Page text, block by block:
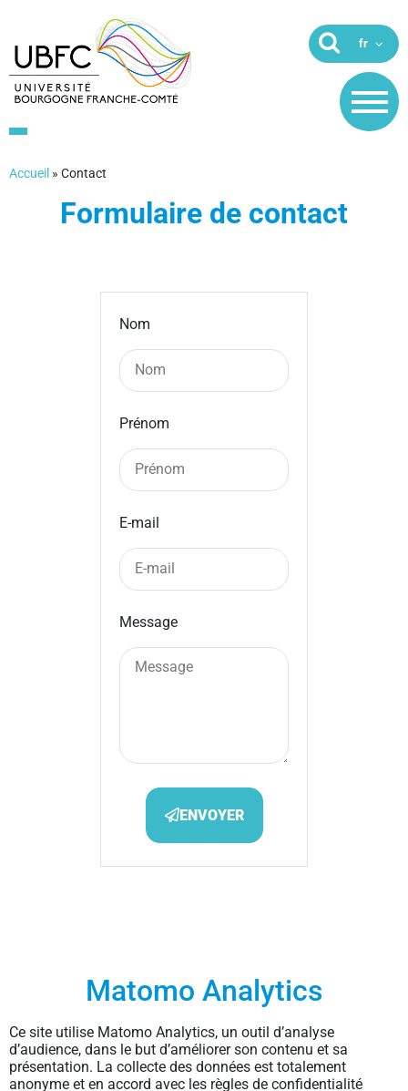
Accueil » Contact
Formulaire de contact
Nom
Prénom
E-mail
Message
ENVOYER
Matomo Analytics
Ce site utilise Matomo Analytics, un outil d’analyse
d’audience, dans le but d’améliorer son contenu et sa
présentation. La collecte des données est totalement
anonyme et en accord avec les règles de confidentialité